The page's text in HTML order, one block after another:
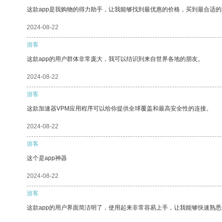
这款app是我购物的得力助手，让我能够找到最优惠的价格，买到最合适的
2024-08-22
游客
这款app的用户群体非常庞大，我可以结识到来自世界各地的朋友。
2024-08-22
游客
这款加速器VPM应用程序可以给你提供全球覆盖和最高安全性的连接。
2024-08-22
游客
这个是app神器
2024-08-22
游客
这款app的用户界面简洁明了，使用起来非常容易上手，让我能够快速熟悉